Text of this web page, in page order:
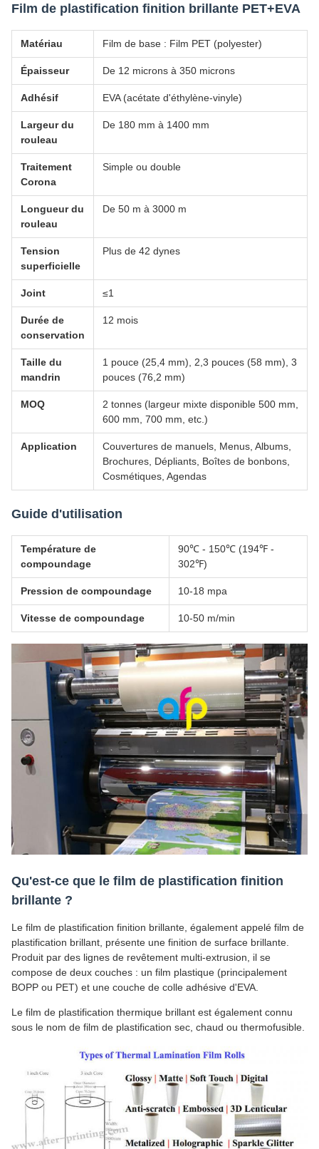
Film de plastification finition brillante PET+EVA
Matériau Film de base : Film PET (polyester)
Épaisseur De 12 microns à 350 microns
Adhésif EVA (acétate d'éthylène-vinyle)
Largeur du
rouleau
De 180 mm à 1400 mm
Traitement
Corona
Simple ou double
Longueur du
rouleau
De 50 m à 3000 m
Tension
superficielle
Plus de 42 dynes
Joint ≤1
Durée de
conservation
12 mois
Taille du
mandrin
1 pouce (25,4 mm), 2,3 pouces (58 mm), 3
pouces (76,2 mm)
MOQ
2 tonnes (largeur mixte disponible 500 mm,
600 mm, 700 mm, etc.)
Application
Couvertures de manuels, Menus, Albums,
Brochures, Dépliants, Boîtes de bonbons,
Cosmétiques, Agendas
Guide d'utilisation
Température de
compoundage
90℃ - 150℃ (194℉ -
302℉)
Pression de compoundage 10-18 mpa
Vitesse de compoundage 10-50 m/min
Qu'est-ce que le film de plastification finition
brillante ?
Le film de plastification finition brillante, également appelé film de
plastification brillant, présente une finition de surface brillante.
Produit par des lignes de revêtement multi-extrusion, il se
compose de deux couches : un film plastique (principalement
BOPP ou PET) et une couche de colle adhésive d'EVA.
Le film de plastification thermique brillant est également connu
sous le nom de film de plastification sec, chaud ou thermofusible.